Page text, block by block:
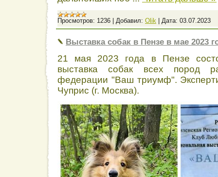
Просмотров: 1236 Добавил: Olik Дата: 03.07.2023
Выставка собак в Пензе в мае 2023
21 мая 2023 года в Пензе
выставка собак всех пород
федерации "Ваш триумф".
Чуприс (г. Москва).